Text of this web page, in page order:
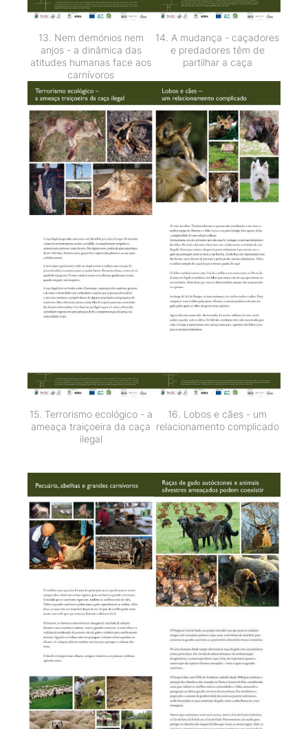
13. Nem demónios nem
anjos - a dinâmica das
atitudes humanas face aos
carnívoros
14. A mudança - caçadores
e predadores têm de
partilhar a caça
15. Terrorismo ecológico - a
ameaça traiçoeira da caça
ilegal
16. Lobos e cães - um
relacionamento complicado